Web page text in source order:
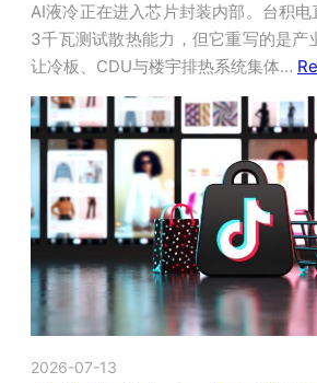
AI液冷正在进入芯片封装内部。台积
3千瓦测试散热能力，但它重写的是产
让冷板、CDU与楼宇排热系统集体…
2026-07-13